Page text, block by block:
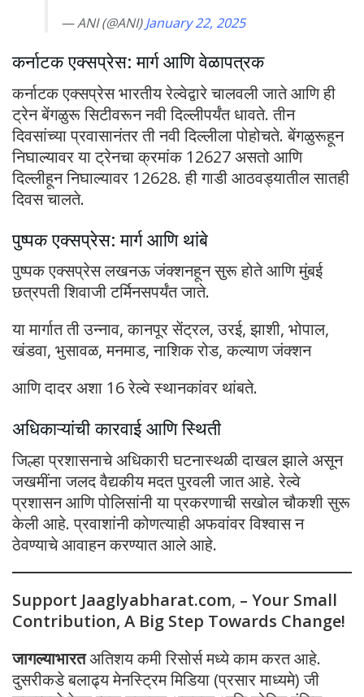
— ANI (@ANI)January 22, 2025
कर्नाटक एक्सप्रेस: मार्ग आणि वेळापत्रक
कर्नाटक एक्सप्रेस भारतीय रेल्वेद्वारे चालवली जाते आणि ही
ट्रेन बेंगळुरू सिटीवरून नवी दिल्लीपर्यंत धावते. तीन
दिवसांच्या प्रवासानंतर ती नवी दिल्लीला पोहोचते. बेंगळुरूहून
निघाल्यावर या ट्रेनचा क्रमांक 12627 असतो आणि
दिल्लीहून निघाल्यावर 12628. ही गाडी आठवड्यातील सातही
दिवस चालते.
पुष्पक एक्सप्रेस: मार्ग आणि थांबे
पुष्पक एक्सप्रेस लखनऊ जंक्शनहून सुरू होते आणि मुंबई
छत्रपती शिवाजी टर्मिनसपर्यंत जाते.
या मार्गात ती उन्नाव, कानपूर सेंट्रल, उरई, झाशी, भोपाल,
खंडवा, भुसावळ, मनमाड, नाशिक रोड, कल्याण जंक्शन
आणि दादर अशा 16 रेल्वे स्थानकांवर थांबते.
अधिकाऱ्यांची कारवाई आणि स्थिती
जिल्हा प्रशासनाचे अधिकारी घटनास्थळी दाखल झाले असून
जखमींना जलद वैद्यकीय मदत पुरवली जात आहे. रेल्वे
प्रशासन आणि पोलिसांनी या प्रकरणाची सखोल चौकशी सुरू
केली आहे. प्रवाशांनी कोणत्याही अफवांवर विश्वास न
ठेवण्याचे आवाहन करण्यात आले आहे.
Support Jaaglyabharat.com, – Your Small
Contribution, A Big Step Towards Change!
जागल्याभारतअतिशय कमी रिसोर्स मध्ये काम करत आहे.
दुसरीकडे बलाढ्य मेनस्ट्रिम मिडिया (प्रसार माध्यमे) जी